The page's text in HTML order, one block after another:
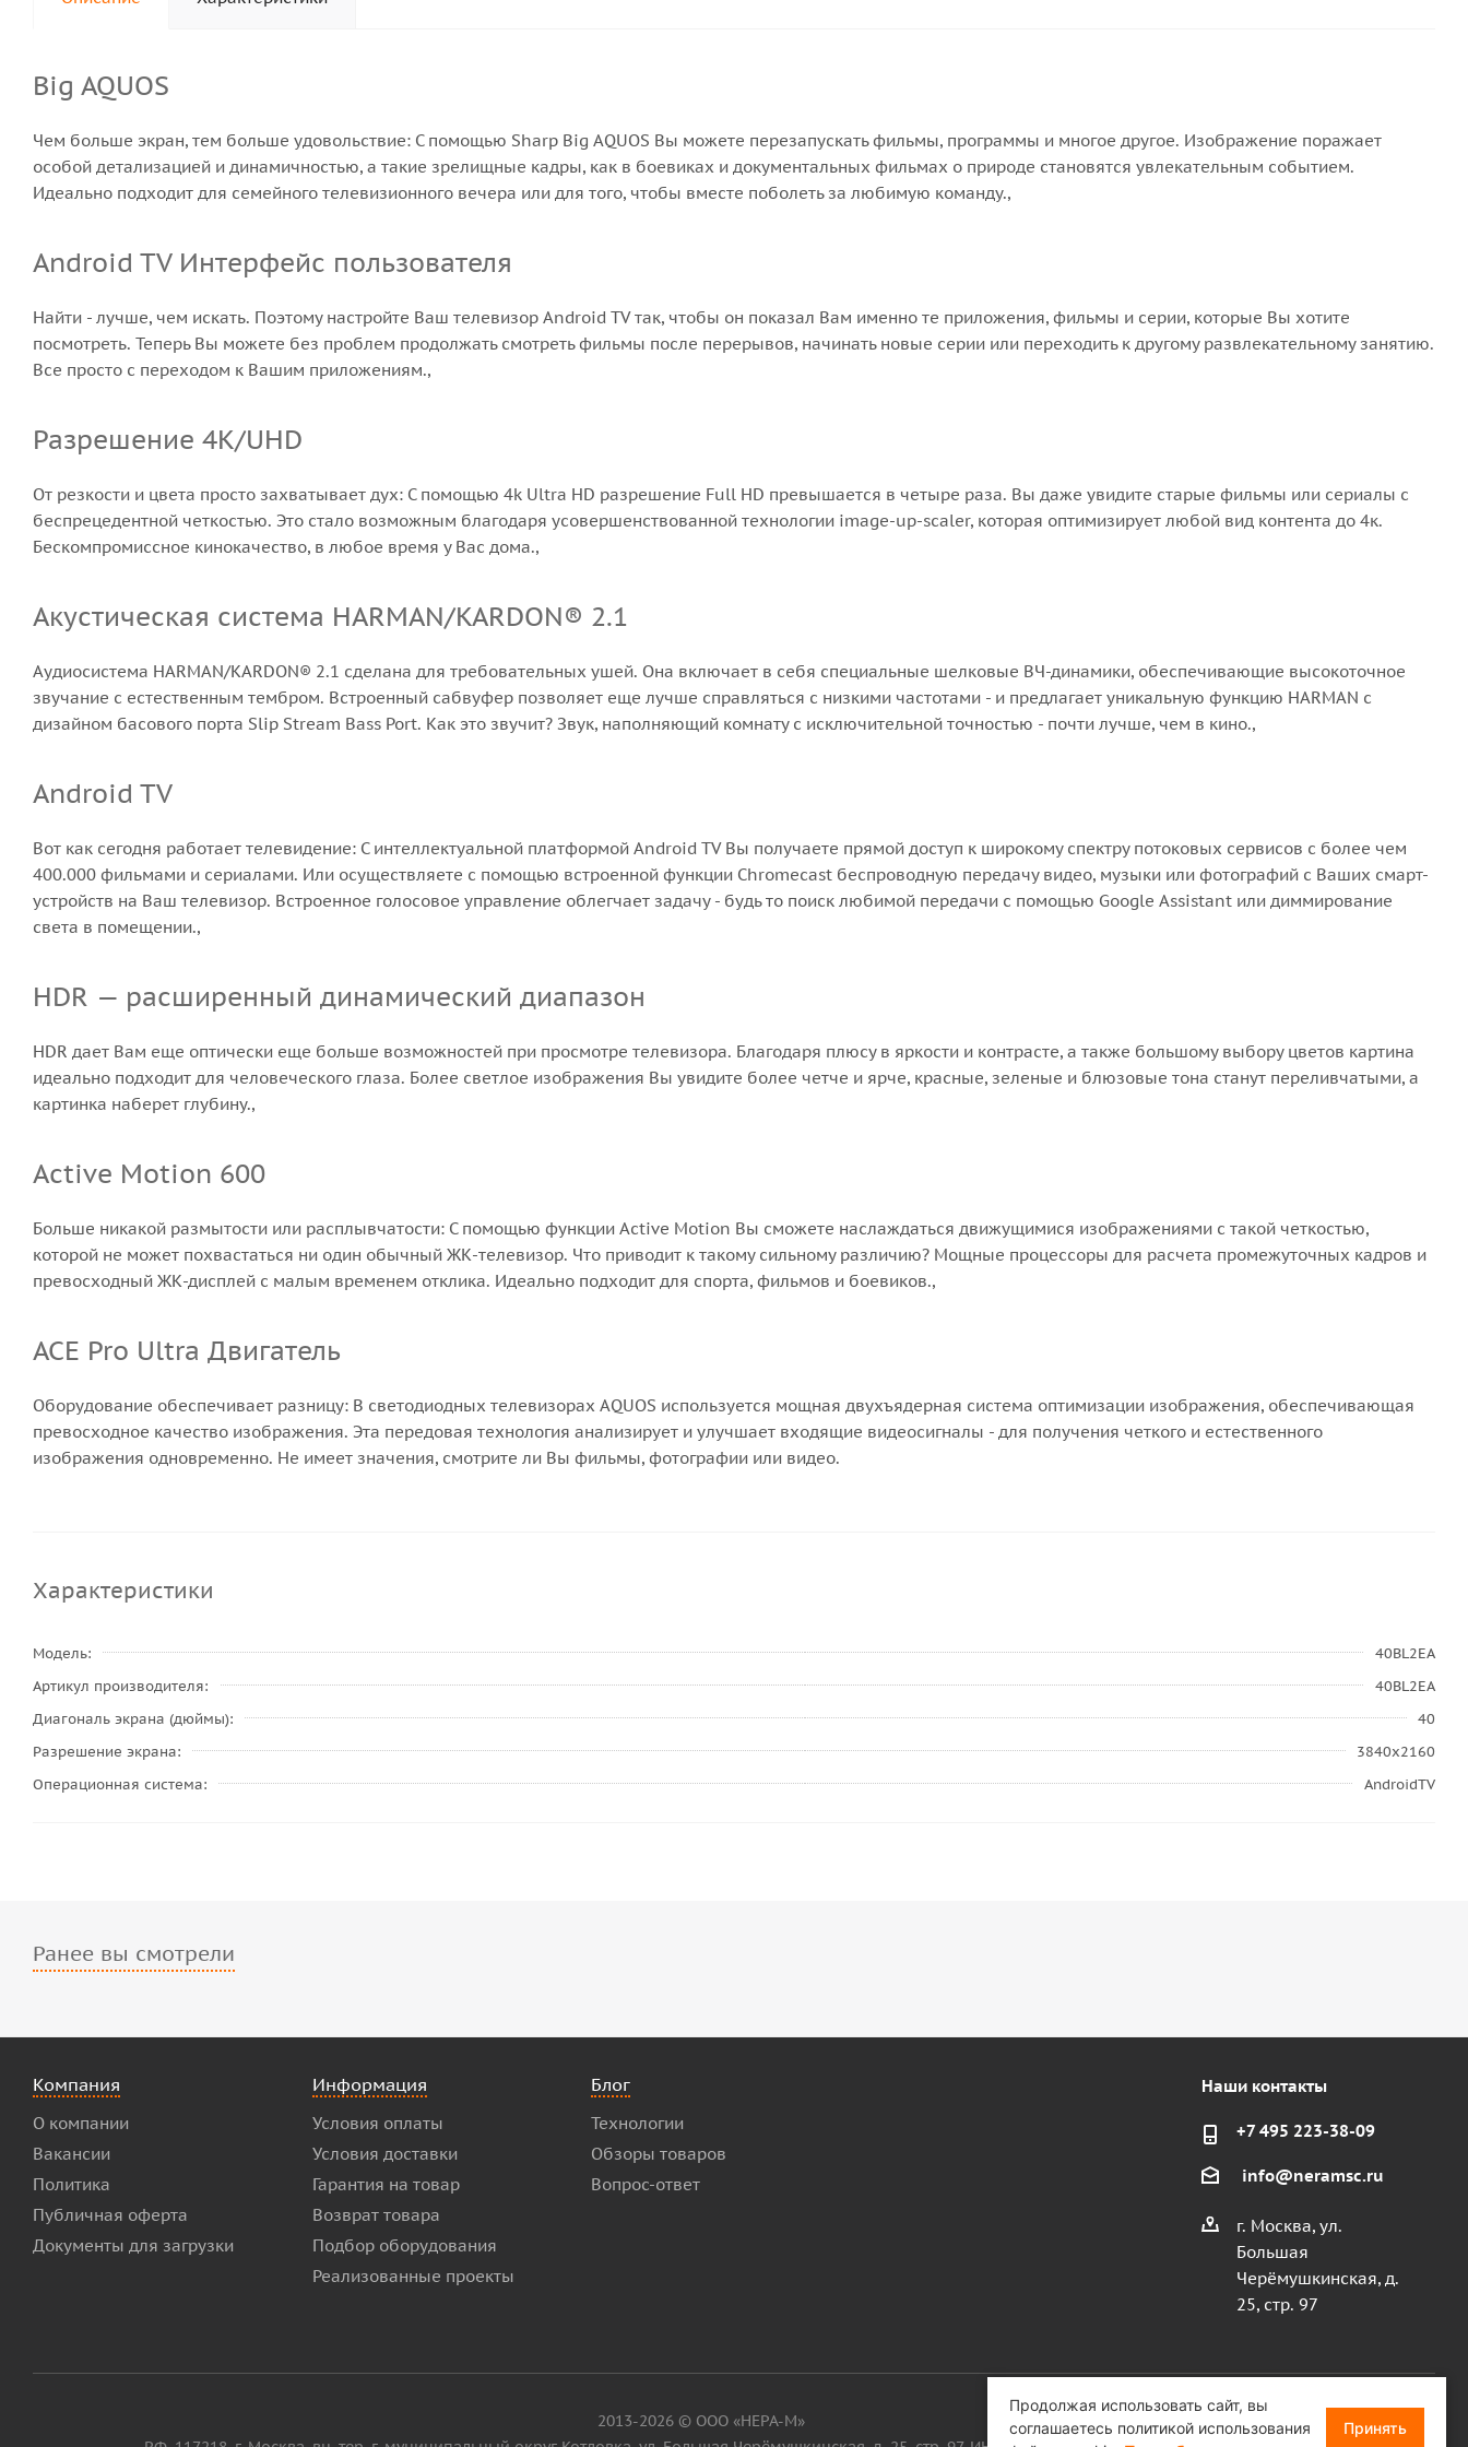
Big AQUOS
Чем больше экран, тем больше удовольствие: С помощью Sharp Big AQUOS Вы можете перезапускать фильмы, программы и многое другое. Изображение поражает
особой детализацией и динамичностью, а такие зрелищные кадры, как в боевиках и документальных фильмах о природе становятся увлекательным событием.
Идеально подходит для семейного телевизионного вечера или для того, чтобы вместе поболеть за любимую команду.,
Android TV Интерфейс пользователя
Найти - лучше, чем искать. Поэтому настройте Ваш телевизор Android TV так, чтобы он показал Вам именно те приложения, фильмы и серии, которые Вы хотите
посмотреть. Теперь Вы можете без проблем продолжать смотреть фильмы после перерывов, начинать новые серии или переходить к другому развлекательному занятию.
Все просто с переходом к Вашим приложениям.,
Разрешение 4K/UHD
От резкости и цвета просто захватывает дух: С помощью 4k Ultra HD разрешение Full HD превышается в четыре раза. Вы даже увидите старые фильмы или сериалы с
беспрецедентной четкостью. Это стало возможным благодаря усовершенствованной технологии image-up-scaler, которая оптимизирует любой вид контента до 4к.
Бескомпромиссное кинокачество, в любое время у Вас дома.,
Акустическая система HARMAN/KARDON® 2.1
Аудиосистема HARMAN/KARDON® 2.1 сделана для требовательных ушей. Она включает в себя специальные шелковые ВЧ-динамики, обеспечивающие высокоточное
звучание с естественным тембром. Встроенный сабвуфер позволяет еще лучше справляться с низкими частотами - и предлагает уникальную функцию HARMAN с
дизайном басового порта Slip Stream Bass Port. Как это звучит? Звук, наполняющий комнату с исключительной точностью - почти лучше, чем в кино.,
Android TV
Вот как сегодня работает телевидение: С интеллектуальной платформой Android TV Вы получаете прямой доступ к широкому спектру потоковых сервисов с более чем
400.000 фильмами и сериалами. Или осуществляете с помощью встроенной функции Chromecast беспроводную передачу видео, музыки или фотографий с Ваших смарт-
устройств на Ваш телевизор. Встроенное голосовое управление облегчает задачу - будь то поиск любимой передачи с помощью Google Assistant или диммирование
света в помещении.,
HDR — расширенный динамический диапазон
HDR дает Вам еще оптически еще больше возможностей при просмотре телевизора. Благодаря плюсу в яркости и контрасте, а также большому выбору цветов картина
идеально подходит для человеческого глаза. Более светлое изображения Вы увидите более четче и ярче, красные, зеленые и блюзовые тона станут переливчатыми, а
картинка наберет глубину.,
Active Motion 600
Больше никакой размытости или расплывчатости: С помощью функции Active Motion Вы сможете наслаждаться движущимися изображениями с такой четкостью,
которой не может похвастаться ни один обычный ЖК-телевизор. Что приводит к такому сильному различию? Мощные процессоры для расчета промежуточных кадров и
превосходный ЖК-дисплей с малым временем отклика. Идеально подходит для спорта, фильмов и боевиков.,
ACE Pro Ultra Двигатель
Оборудование обеспечивает разницу: В светодиодных телевизорах AQUOS используется мощная двухъядерная система оптимизации изображения, обеспечивающая
превосходное качество изображения. Эта передовая технология анализирует и улучшает входящие видеосигналы - для получения четкого и естественного
изображения одновременно. Не имеет значения, смотрите ли Вы фильмы, фотографии или видео.
Характеристики
Модель
40BL2EA
Артикул производителя
40BL2EA
Диагональ экрана (дюймы)
40
Разрешение экрана
3840x2160
Операционная система
AndroidTV
Ранее вы смотрели
Компания
О компании
Вакансии
Политика
Публичная оферта
Документы для загрузки
Информация
Условия оплаты
Условия доставки
Гарантия на товар
Возврат товара
Подбор оборудования
Реализованные проекты
Блог
Технологии
Обзоры товаров
Вопрос-ответ
Наши контакты
+7 495 223-38-09
info@neramsc.ru
г. Москва, ул.
Большая
Черёмушкинская, д.
25, стр. 97
2013-2026 © ООО «НЕРА-М»
Продолжая использовать сайт, вы
соглашаетесь политикой использования
Принять